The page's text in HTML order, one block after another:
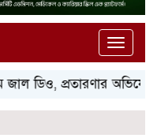
Toggle
প্রতারণার অভিযোগে